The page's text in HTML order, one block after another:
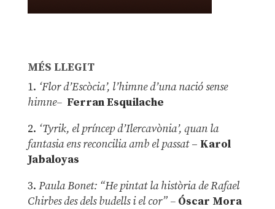
MÉS LLEGIT
1. ‘Flor d’Escòcia’, l’himne d’una nació sense
himne– Ferran Esquilache
2. ‘Tyrik, el príncep d’Ilercavònia’, quan la
fantasia ens reconcilia amb el passat– Karol
Jabaloyas
3. Paula Bonet: “He pintat la història de Rafael
Chirbes des dels budells i el cor” –Óscar Mora